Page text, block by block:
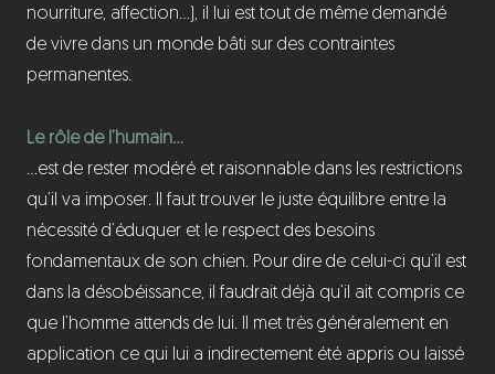
nourriture, affection…), il lui est tout de même demandé
de vivre dans un monde bâti sur des contraintes
permanentes.
Le rôle de l’humain…
…est de rester modéré et raisonnable dans les restrictions
qu’il va imposer. Il faut trouver le juste équilibre entre la
nécessité d’éduquer et le respect des besoins
fondamentaux de son chien. Pour dire de celui-ci qu’il est
dans la désobéissance, il faudrait déjà qu’il ait compris ce
que l’homme attends de lui. Il met très généralement en
application ce qui lui a indirectement été appris ou laissé